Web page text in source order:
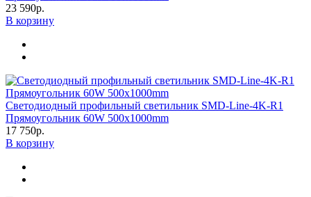
23 590р.
В корзину
Светодиодный профильный светильник SMD-Line-4K-R1
Прямоугольник 60W 500х1000mm
17 750р.
В корзину